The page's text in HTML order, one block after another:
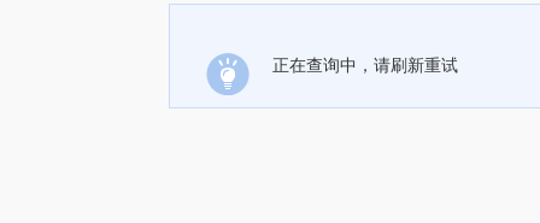
正在查询中，请刷新重试